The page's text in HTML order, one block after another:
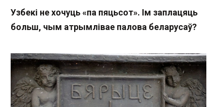
Узбекі не хочуць «па пяцьсот». Ім заплацяць
больш, чым атрымлівае палова беларусаў?